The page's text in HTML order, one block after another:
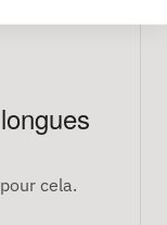
cela.